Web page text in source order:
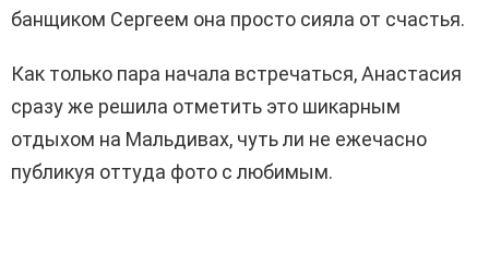
банщиком Сергеем она просто сияла от счастья.
Как только пара начала встречаться, Анастасия
сразу же решила отметить это шикарным
отдыхом на Мальдивах, чуть ли не ежечасно
публикуя оттуда фото с любимым.